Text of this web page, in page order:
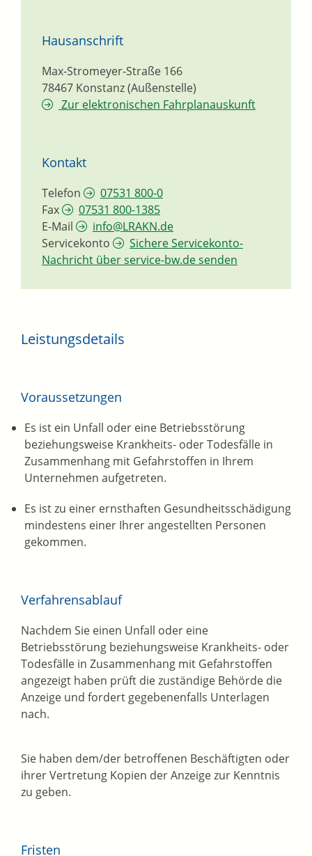
Hausanschrift
Max-Stromeyer-Straße 166
78467 Konstanz (Außenstelle)
Zur elektronischen Fahrplanauskunft
Kontakt
Telefon
07531 800-0
Fax
07531 800-1385
E-Mail
info@LRAKN.de
Servicekonto
Sichere Servicekonto-
Nachricht über service-bw.de senden
Leistungsdetails
Voraussetzungen
Es ist ein Unfall oder eine Betriebsstörung
beziehungsweise Krankheits- oder Todesfälle in
Zusammenhang mit Gefahrstoffen in Ihrem
Unternehmen aufgetreten.
Es istzu einer ernsthaften Gesundheitsschädigung
mindestens einer Ihrer angestellten Personen
gekommen.
Verfahrensablauf
Nachdem Sie einen Unfall oder eine
Betriebsstörung beziehungsweise Krankheits- oder
Todesfälle in Zusammenhang mit Gefahrstoffen
angezeigt haben prüft die zuständige Behörde die
Anzeige und fordert gegebenenfalls Unterlagen
nach.
Sie haben dem/der betroffenen Beschäftigten oder
ihrer Vertretung Kopien der Anzeige zur Kenntnis
zu geben.
Fristen